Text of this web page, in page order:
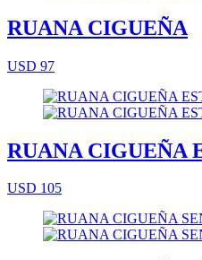
RUANA CIGUEÑA
USD 97
RUANA CIGUEÑA
USD 105